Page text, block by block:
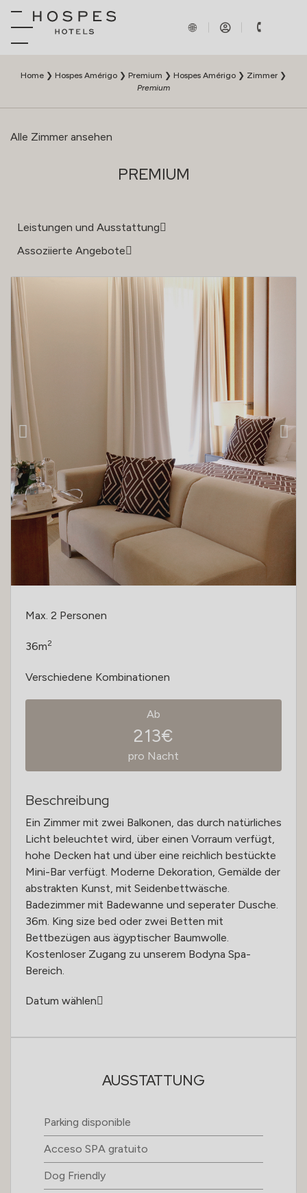
Home ❯ Hospes Amérigo ❯ Premium ❯ Hospes Amérigo ❯ Zimmer ❯
Premium
Alle Zimmer ansehen
PREMIUM
Leistungen und Ausstattung
Assoziierte Angebote
Max. 2 Personen
36m2
Verschiedene Kombinationen
Ab
213€
pro Nacht
Beschreibung
Ein Zimmer mit zwei Balkonen, das durch natürliches
Licht beleuchtet wird, über einen Vorraum verfügt,
hohe Decken hat und über eine reichlich bestückte
Mini-Bar verfügt. Moderne Dekoration, Gemälde der
abstrakten Kunst, mit Seidenbettwäsche.
Badezimmer mit Badewanne und seperater Dusche.
36m. King size bed oder zwei Betten mit
Bettbezügen aus ägyptischer Baumwolle.
Kostenloser Zugang zu unserem Bodyna Spa-
Bereich.
Datum wählen
AUSSTATTUNG
Parking disponible
Acceso SPA gratuito
Dog Friendly